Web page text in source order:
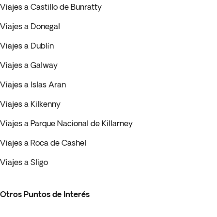
Viajes a Castillo de Bunratty
Viajes a Donegal
Viajes a Dublín
Viajes a Galway
Viajes a Islas Aran
Viajes a Kilkenny
Viajes a Parque Nacional de Killarney
Viajes a Roca de Cashel
Viajes a Sligo
Otros Puntos de Interés